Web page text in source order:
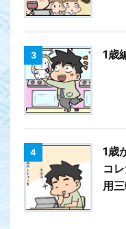
3 1歳
4
1歳
コ
用